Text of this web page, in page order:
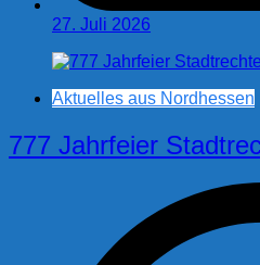
27. Juli 2026
Aktuelles aus Nordhessen
777 Jahrfeier